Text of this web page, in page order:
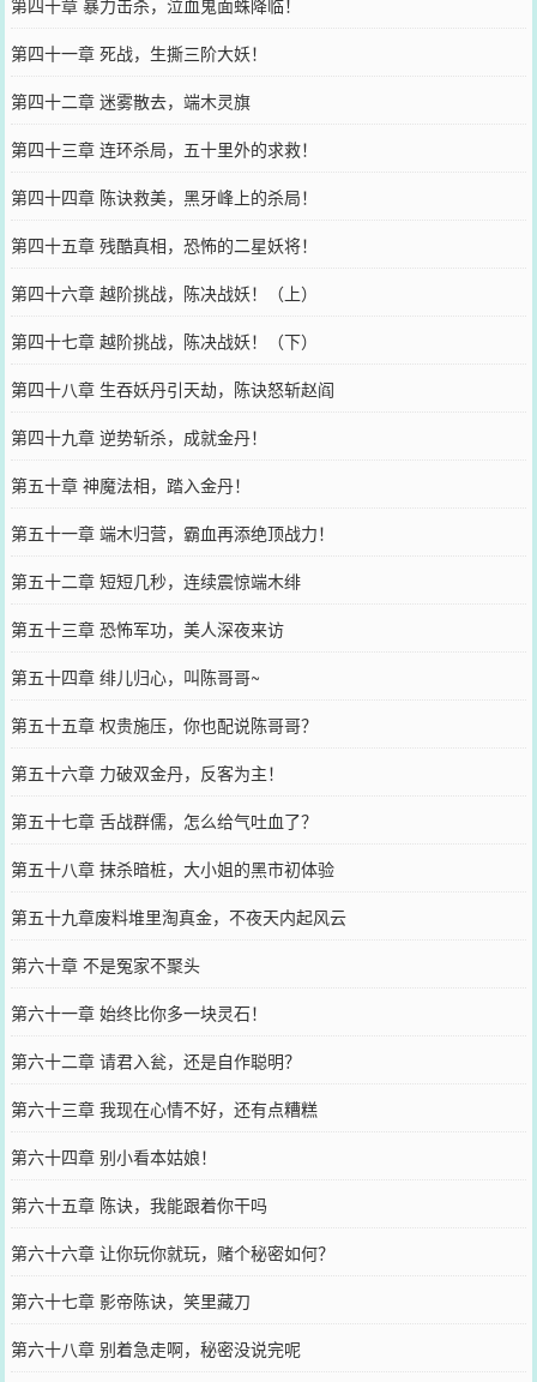
第四十一章 死战，生撕三阶大妖！
第四十二章 迷雾散去，端木灵旗
第四十三章 连环杀局，五十里外的求救！
第四十四章 陈诀救美，黑牙峰上的杀局！
第四十五章 残酷真相，恐怖的二星妖将！
第四十六章 越阶挑战，陈决战妖！（上）
第四十七章 越阶挑战，陈决战妖！（下）
第四十八章 生吞妖丹引天劫，陈诀怒斩赵阎
第四十九章 逆势斩杀，成就金丹！
第五十章 神魔法相，踏入金丹！
第五十一章 端木归营，霸血再添绝顶战力！
第五十二章 短短几秒，连续震惊端木绯
第五十三章 恐怖军功，美人深夜来访
第五十四章 绯儿归心，叫陈哥哥~
第五十五章 权贵施压，你也配说陈哥哥？
第五十六章 力破双金丹，反客为主！
第五十七章 舌战群儒，怎么给气吐血了？
第五十八章 抹杀暗桩，大小姐的黑市初体验
第五十九章废料堆里淘真金，不夜天内起风云
第六十章 不是冤家不聚头
第六十一章 始终比你多一块灵石！
第六十二章 请君入瓮，还是自作聪明？
第六十三章 我现在心情不好，还有点糟糕
第六十四章 别小看本姑娘！
第六十五章 陈诀，我能跟着你干吗
第六十六章 让你玩你就玩，赌个秘密如何？
第六十七章 影帝陈诀，笑里藏刀
第六十八章 别着急走啊，秘密没说完呢